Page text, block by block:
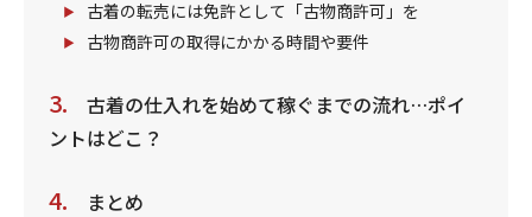
古着の転売には免許として「古物商許可」を
古物商許可の取得にかかる時間や要件
古着の仕入れを始めて稼ぐまでの流れ…ポイ
ントはどこ？
まとめ